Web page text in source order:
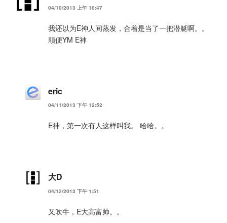
04/10/2013 上午 10:47
我还以为E神人间蒸发，合着是当了一把潜艇啊。。
顺便YM E神
eric
04/11/2013 下午 12:52
E神，第一次有人这样叫我。 哈哈。。
大D
04/12/2013 下午 1:51
又吹牛，E大高富帅。。